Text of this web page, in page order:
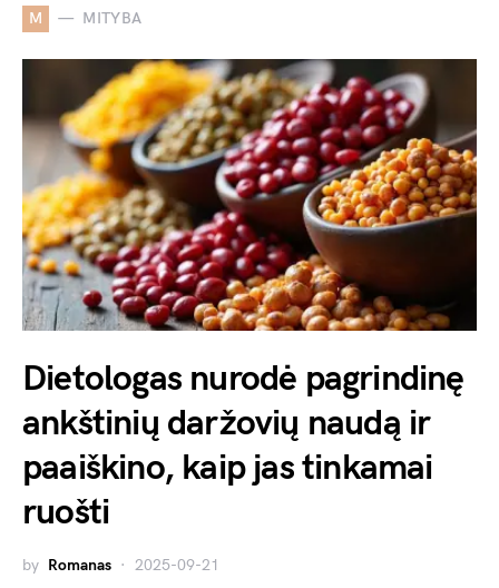
M MITYBA
Dietologas nurodė pagrindinę
ankštinių daržovių naudą ir
paaiškino, kaip jas tinkamai
ruošti
by Romanas 2025-09-21